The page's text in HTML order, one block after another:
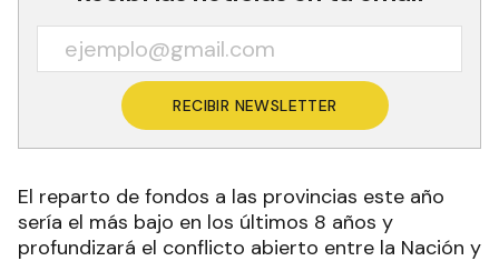
RECIBIR NEWSLETTER
El reparto de fondos a las provincias este año
sería el más bajo en los últimos 8 años y
profundizará el conflicto abierto entre la Nación y